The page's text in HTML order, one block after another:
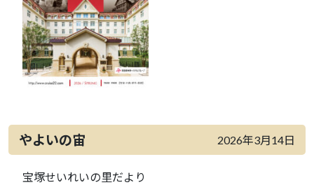
やよいの宙 2026年3月14日
宝塚せいれいの里だより